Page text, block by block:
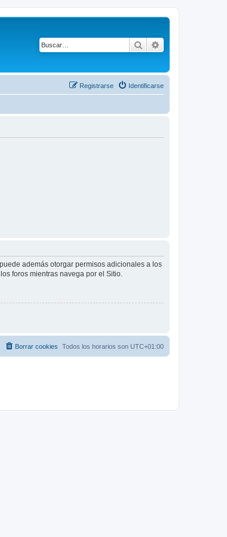
Buscar
Identificarse
Registrarse
además otorgar permisos adicionales a los
foros mientras navega por el Sitio.
Todos los horarios son UTC+01:00
Borrar cookies